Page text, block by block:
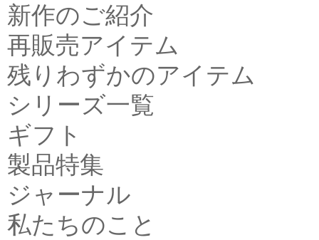
新作のご紹介
再販売アイテム
残りわずかのアイテム
シリーズ一覧
ギフト
製品特集
ジャーナル
私たちのこと